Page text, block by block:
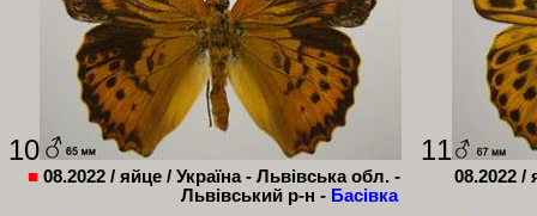
10
■ 08.2022 / яйце / Україна - Львівська обл. -
Львівський р-н - Басівка
11
08.2022 /